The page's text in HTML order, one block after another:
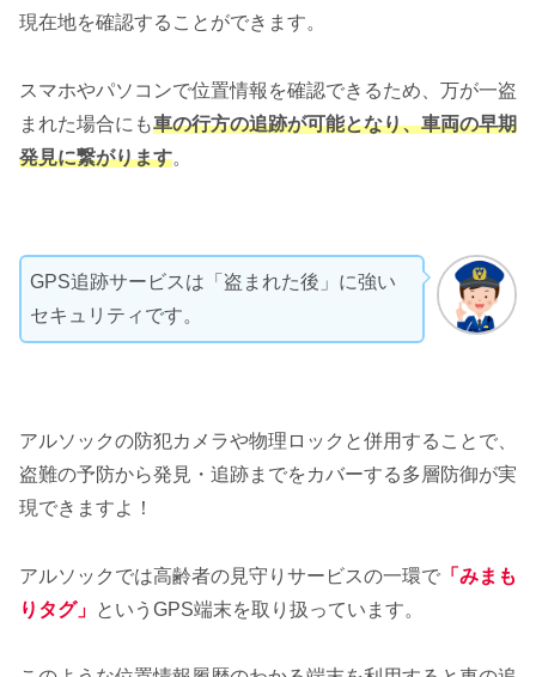
現在地を確認することができます。
スマホやパソコンで位置情報を確認できるため、万が一盗
まれた場合にも車の行方の追跡が可能となり、車両の早期
発見に繋がります。​
GPS追跡サービスは「盗まれた後」に強い
セキュリティです。
アルソックの防犯カメラや物理ロックと併用することで、
盗難の予防から発見・追跡までをカバーする多層防御が実
現できますよ！
アルソックでは高齢者の見守りサービスの一環で 「みまも
りタグ」 というGPS端末を取り扱っています。